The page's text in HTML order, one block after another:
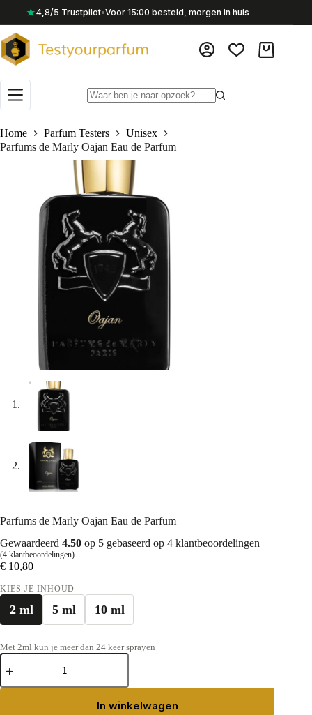
inhoud
★4,8/5 Trustpilot•Voor 15:00 besteld, morgen in huis
Home
Parfum Testers
Unisex
Parfums de Marly Oajan Eau de Parfum
Parfums de Marly Oajan Eau de Parfum
Gewaardeerd 4.50 op 5 gebaseerd op 4 klantbeoordelingen
(4 klantbeoordelingen)
€ 10,80
KIES JE INHOUD
2 ml 5 ml 10 ml
Met 2ml kun je meer dan 24 keer sprayen
Parfums
de
Eau
In winkelwagen